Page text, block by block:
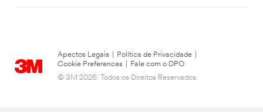
Apectos Legais Política de Privacidade
Cookie Preferences
Fale com o DPO
© 3M 2026. Todos os Direitos Reservados.